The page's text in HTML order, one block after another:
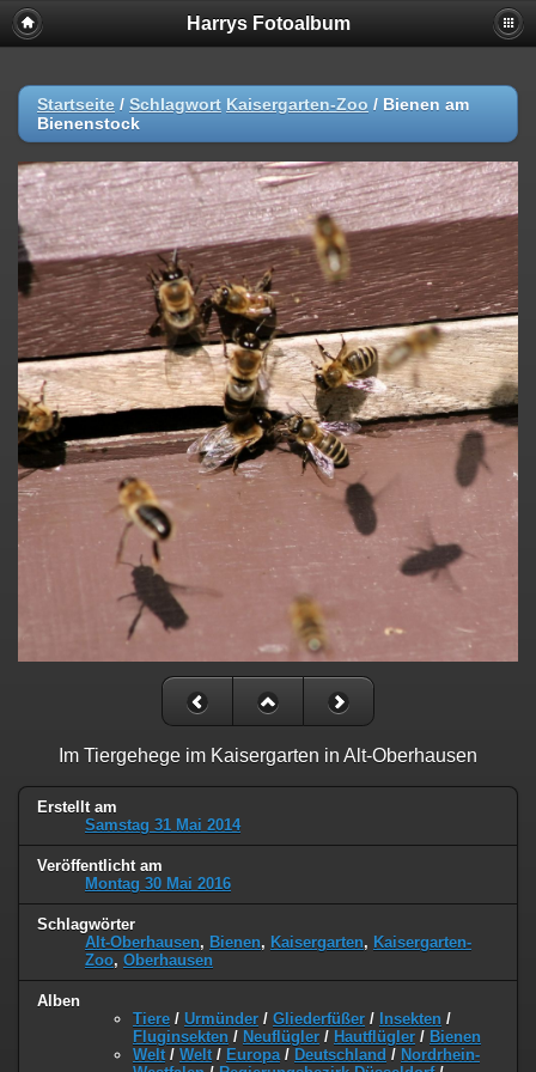
Harrys Fotoalbum
Startseite / Schlagwort Kaisergarten-Zoo / Bienen am
Bienenstock
Im Tiergehege im Kaisergarten in Alt-Oberhausen
Erstellt am
Samstag 31 Mai 2014
Veröffentlicht am
Montag 30 Mai 2016
Schlagwörter
Alt-Oberhausen, Bienen, Kaisergarten, Kaisergarten-
Zoo, Oberhausen
Alben
Tiere / Urmünder / Gliederfüßer / Insekten /
Fluginsekten / Neuflügler / Hautflügler / Bienen
Welt / Welt / Europa / Deutschland / Nordrhein-